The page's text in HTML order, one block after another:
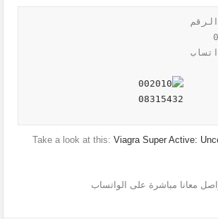
Take a look at this: Viagra Super Active:
معانا مباشرة على الواتساب